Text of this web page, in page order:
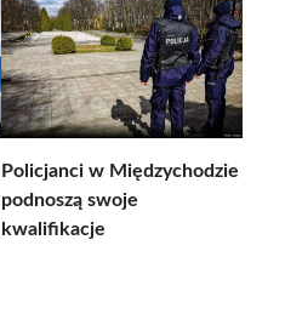
Policjanci w Międzychodzie
podnoszą swoje
kwalifikacje